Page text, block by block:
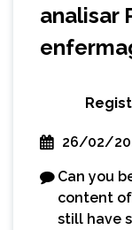
analisar
26/02/
Can you
content of
still have